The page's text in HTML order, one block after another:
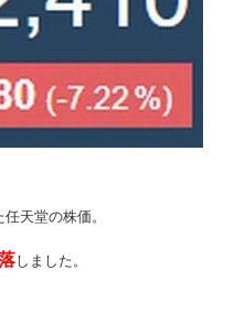
天堂の株価。
しました。